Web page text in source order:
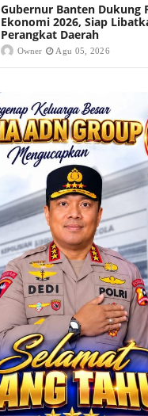
Gubernur Banten Dukung
Ekonomi 2026, Siap
Perangkat Daerah
Owner Agu 05, 2026